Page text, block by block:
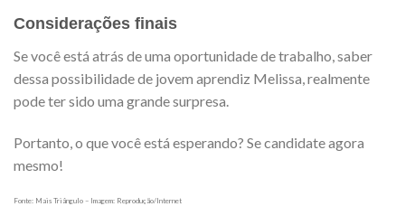
Considerações finais
Se você está atrás de uma oportunidade de trabalho, saber
dessa possibilidade de jovem aprendiz Melissa, realmente
pode ter sido uma grande surpresa.
Portanto, o que você está esperando? Se candidate agora
mesmo!
Fonte: Mais Triângulo – Imagem: Reprodução/Internet